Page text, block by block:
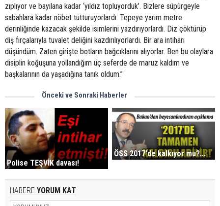
zıplıyor ve bayılana kadar ‘yıldız topluyorduk’. Bizlere süpürgeyle
sabahlara kadar nöbet tutturuyorlardı. Tepeye yarım metre
derinliğinde kazacak şekilde isimlerini yazdırıyorlardı. Diz çöktürüp
diş fırçalarıyla tuvalet deliğini kazdırılıyorlardı. Bir ara intiharı
düşündüm. Zaten girişte botların bağcıklarını alıyorlar. Ben bu olaylara
disiplin koğuşuna yollandığım üç seferde de maruz kaldım ve
başkalarının da yaşadığına tanık oldum.”
Önceki ve Sonraki Haberler
Polise TEŞVİK davası!
ÖSS 2017'de kalkıyor mu?...
HABERE YORUM KAT